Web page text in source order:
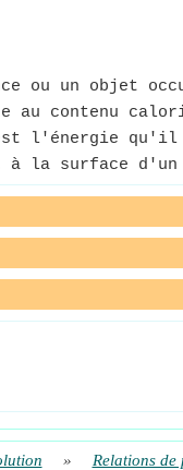
ou un objet
au contenu
est l'énergie
à la surface
»
Relations de